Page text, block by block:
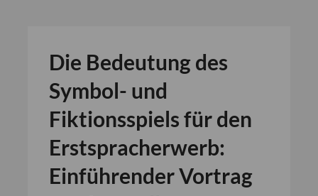
Die Bedeutung des
Symbol- und
Fiktionsspiels für den
Erstspracherwerb:
Einführender Vortrag